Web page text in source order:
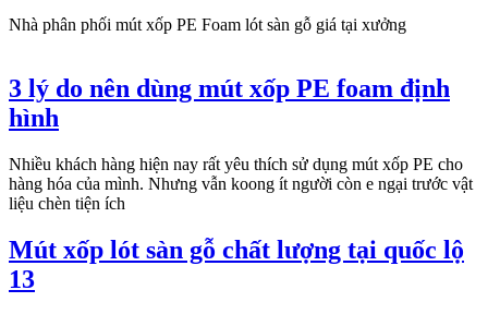
Nhà phân phối mút xốp PE Foam lót sàn gỗ giá tại xưởng
3 lý do nên dùng mút xốp PE foam định
hình
Nhiều khách hàng hiện nay rất yêu thích sử dụng mút xốp PE cho
hàng hóa của mình. Nhưng vẫn koong ít người còn e ngại trước vật
liệu chèn tiện ích
Mút xốp lót sàn gỗ chất lượng tại quốc lộ
13